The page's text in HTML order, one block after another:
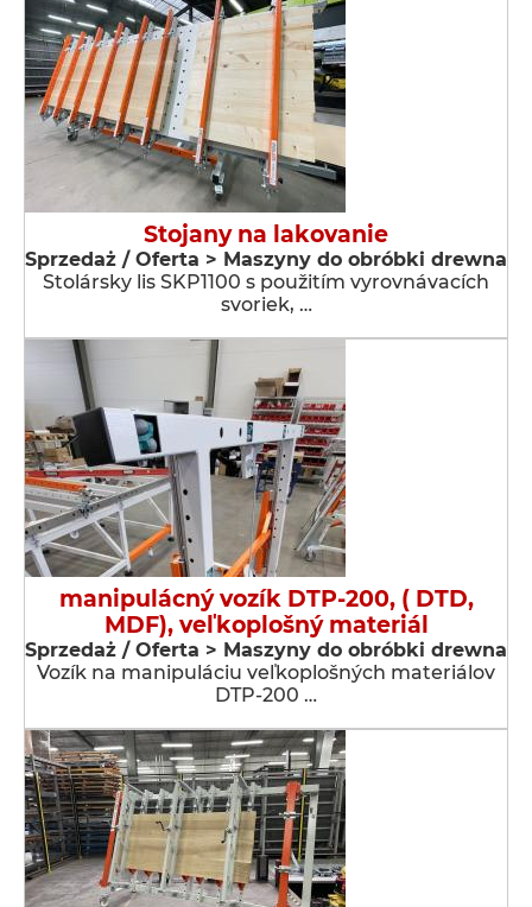
Stojany na lakovanie
Sprzedaż / Oferta > Maszyny do obróbki drewna
Stolársky lis SKP1100 s použitím vyrovnávacích
svoriek, …
manipulácný vozík DTP-200, ( DTD,
MDF), veľkoplošný materiál
Sprzedaż / Oferta > Maszyny do obróbki drewna
Vozík na manipuláciu veľkoplošných materiálov
DTP-200 …